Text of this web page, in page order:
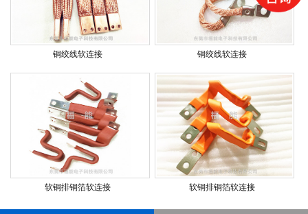
铜绞线软连接 铜绞线软连接
软铜排铜箔软连接 软铜排铜箔软连接